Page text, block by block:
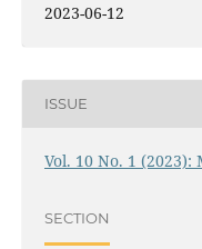
2023-06-12
ISSUE
Vol. 10 No. 1
SECTION